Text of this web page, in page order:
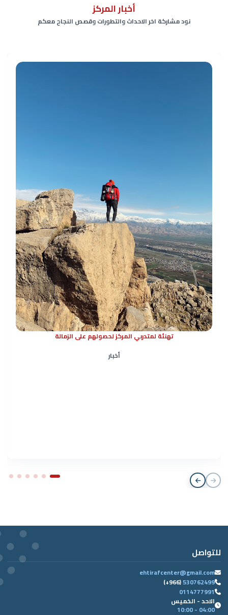
أخبار المركز
نود مشاركة اخر الاحداث والتطورات وقصص النجاح معكم
تهنئة لمتدربي المركز لحصولهم على الزمالة
أخبار
للتواصل
ehtirafcenter@gmail.com
(+966)530762499
0114777991
الاحد - الخميس
04:00 - 10:00